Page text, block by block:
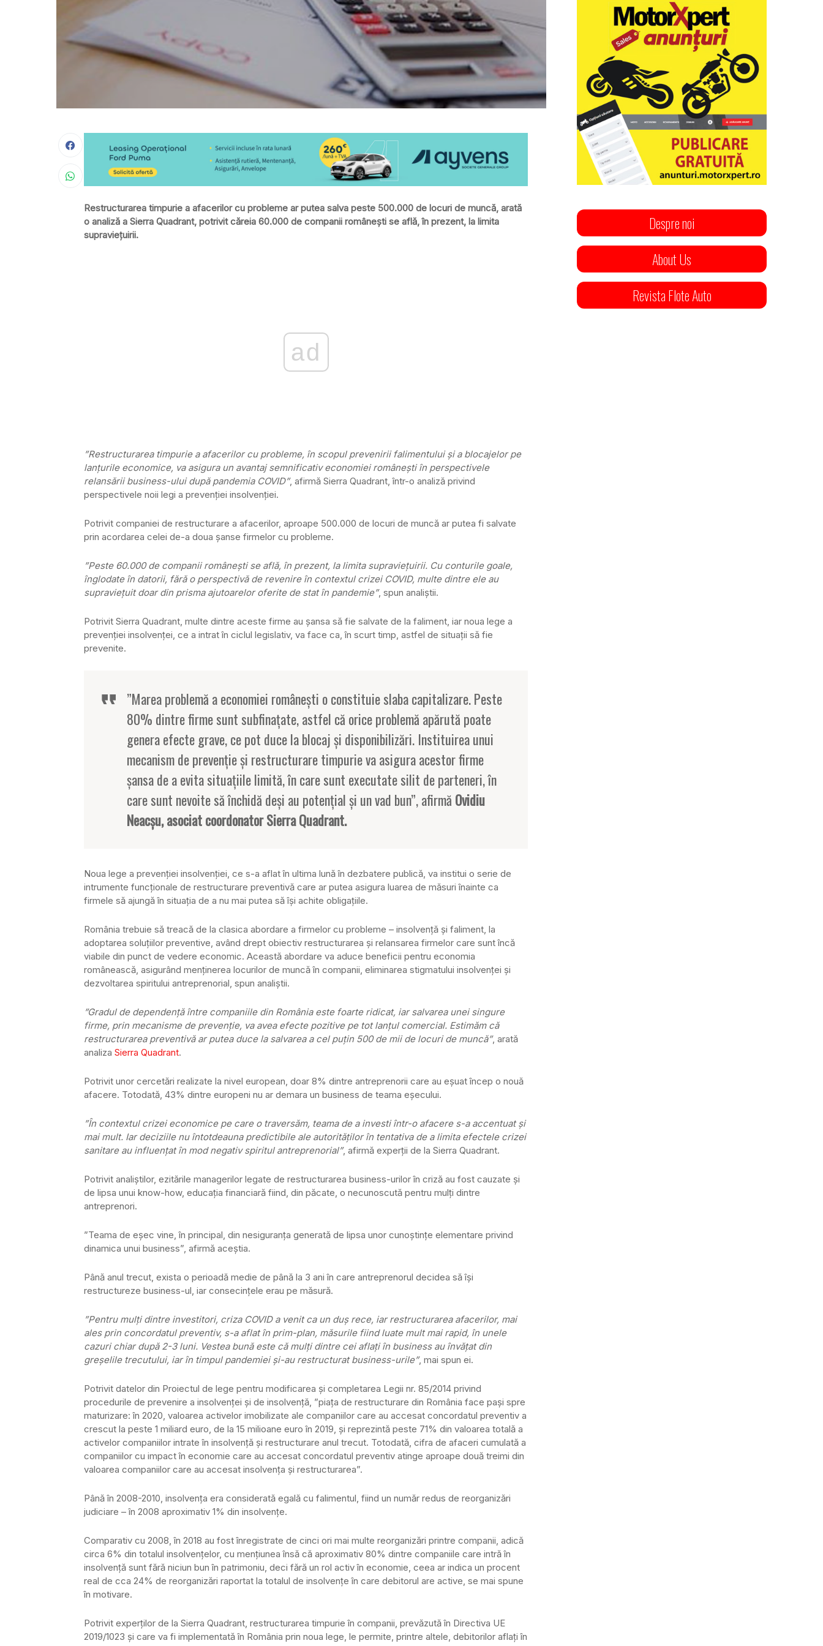
Restructurarea timpurie a afacerilor cu probleme ar putea salva peste 500.000 de locuri de muncă, arată
o analiză a Sierra Quadrant, potrivit căreia 60.000 de companii româneşti se află, în prezent, la limita
supravieţuirii.
ad
”Restructurarea timpurie a afacerilor cu probleme, în scopul prevenirii falimentului şi a blocajelor pe
lanţurile economice, va asigura un avantaj semnificativ economiei româneşti în perspectivele
relansării business-ului după pandemia COVID”, afirmă Sierra Quadrant, într-o analiză privind
perspectivele noii legi a prevenţiei insolvenţiei.
Potrivit companiei de restructurare a afacerilor, aproape 500.000 de locuri de muncă ar putea fi salvate
prin acordarea celei de-a doua şanse firmelor cu probleme.
”Peste 60.000 de companii româneşti se află, în prezent, la limita supravieţuirii. Cu conturile goale,
înglodate în datorii, fără o perspectivă de revenire în contextul crizei COVID, multe dintre ele au
supravieţuit doar din prisma ajutoarelor oferite de stat în pandemie”, spun analiştii.
Potrivit Sierra Quadrant, multe dintre aceste firme au şansa să fie salvate de la faliment, iar noua lege a
prevenţiei insolvenţei, ce a intrat în ciclul legislativ, va face ca, în scurt timp, astfel de situaţii să fie
prevenite.
”Marea problemă a economiei româneşti o constituie slaba capitalizare. Peste
80% dintre firme sunt subfinaţate, astfel că orice problemă apărută poate
genera efecte grave, ce pot duce la blocaj şi disponibilizări. Instituirea unui
mecanism de prevenţie şi restructurare timpurie va asigura acestor firme
şansa de a evita situaţiile limită, în care sunt executate silit de parteneri, în
care sunt nevoite să închidă deşi au potenţial şi un vad bun”, afirmă Ovidiu
Neacşu, asociat coordonator Sierra Quadrant.
Noua lege a prevenţiei insolvenţiei, ce s-a aflat în ultima lună în dezbatere publică, va institui o serie de
intrumente funcţionale de restructurare preventivă care ar putea asigura luarea de măsuri înainte ca
firmele să ajungă în situaţia de a nu mai putea să îşi achite obligaţiile.
România trebuie să treacă de la clasica abordare a firmelor cu probleme – insolvenţă şi faliment, la
adoptarea soluţiilor preventive, având drept obiectiv restructurarea şi relansarea firmelor care sunt încă
viabile din punct de vedere economic. Această abordare va aduce beneficii pentru economia
românească, asigurând menţinerea locurilor de muncă în companii, eliminarea stigmatului insolvenţei şi
dezvoltarea spiritului antreprenorial, spun analiştii.
”Gradul de dependenţă între companiile din România este foarte ridicat, iar salvarea unei singure
firme, prin mecanisme de prevenţie, va avea efecte pozitive pe tot lanţul comercial. Estimăm că
restructurarea preventivă ar putea duce la salvarea a cel puţin 500 de mii de locuri de muncă”, arată
analiza Sierra Quadrant.
Potrivit unor cercetări realizate la nivel european, doar 8% dintre antreprenorii care au eşuat încep o nouă
afacere. Totodată, 43% dintre europeni nu ar demara un business de teama eşecului.
”În contextul crizei economice pe care o traversăm, teama de a investi într-o afacere s-a accentuat şi
mai mult. Iar deciziile nu întotdeauna predictibile ale autorităţilor în tentativa de a limita efectele crizei
sanitare au influenţat în mod negativ spiritul antreprenorial”, afirmă experţii de la Sierra Quadrant.
Potrivit analiştilor, ezitările managerilor legate de restructurarea business-urilor în criză au fost cauzate şi
de lipsa unui know-how, educaţia financiară fiind, din păcate, o necunoscută pentru mulţi dintre
antreprenori.
”Teama de eşec vine, în principal, din nesiguranţa generată de lipsa unor cunoştinţe elementare privind
dinamica unui business”, afirmă aceştia.
Până anul trecut, exista o perioadă medie de până la 3 ani în care antreprenorul decidea să îşi
restructureze business-ul, iar consecinţele erau pe măsură.
”Pentru mulţi dintre investitori, criza COVID a venit ca un duş rece, iar restructurarea afacerilor, mai
ales prin concordatul preventiv, s-a aflat în prim-plan, măsurile fiind luate mult mai rapid, în unele
cazuri chiar după 2-3 luni. Vestea bună este că mulţi dintre cei aflaţi în business au învăţat din
greşelile trecutului, iar în timpul pandemiei şi-au restructurat business-urile”, mai spun ei.
Potrivit datelor din Proiectul de lege pentru modificarea şi completarea Legii nr. 85/2014 privind
procedurile de prevenire a insolvenţei şi de insolvenţă, ”piaţa de restructurare din România face paşi spre
maturizare: în 2020, valoarea activelor imobilizate ale companiilor care au accesat concordatul preventiv a
crescut la peste 1 miliard euro, de la 15 milioane euro în 2019, şi reprezintă peste 71% din valoarea totală a
activelor companiilor intrate în insolvenţă şi restructurare anul trecut. Totodată, cifra de afaceri cumulată a
companiilor cu impact în economie care au accesat concordatul preventiv atinge aproape două treimi din
valoarea companiilor care au accesat insolvenţa şi restructurarea”.
Până în 2008-2010, insolvenţa era considerată egală cu falimentul, fiind un număr redus de reorganizări
judiciare – în 2008 aproximativ 1% din insolvenţe.
Comparativ cu 2008, în 2018 au fost înregistrate de cinci ori mai multe reorganizări printre companii, adică
circa 6% din totalul insolvenţelor, cu menţiunea însă că aproximativ 80% dintre companiile care intră în
insolvenţă sunt fără niciun bun în patrimoniu, deci fără un rol activ în economie, ceea ar indica un procent
real de cca 24% de reorganizări raportat la totalul de insolvenţe în care debitorul are active, se mai spune
în motivare.
Potrivit experţilor de la Sierra Quadrant, restructurarea timpurie în companii, prevăzută în Directiva UE
2019/1023 şi care va fi implementată în România prin noua lege, le permite, printre altele, debitorilor aflaţi în
Despre noi
About Us
Revista Flote Auto